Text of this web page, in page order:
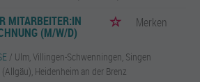
MITARBEITER:IN
(M/W/D)
Merken
/ Ulm, Villingen-Schwenningen, Singen
Heidenheim an der Brenz